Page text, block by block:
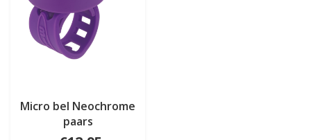
Micro bel Neochrome
paars